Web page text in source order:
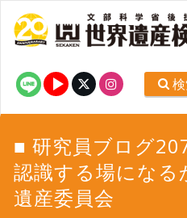
検
■ 研究員ブログ
認識する場になる
遺産委員会